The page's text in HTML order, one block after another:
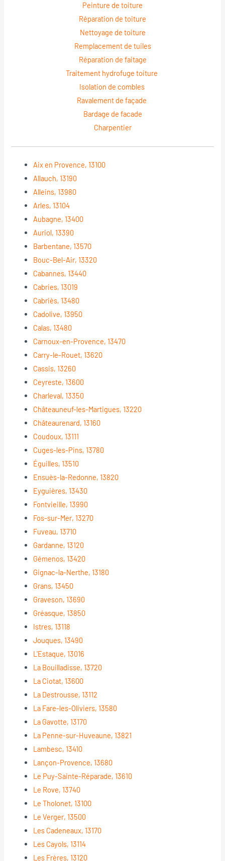
Peinture de toiture
Réparation de toiture
Nettoyage de toiture
Remplacement de tuiles
Réparation de faitage
Traitement hydrofuge toiture
Isolation de combles
Ravalement de façade
Bardage de facade
Charpentier
Aix en Provence, 13100
Allauch, 13190
Alleins, 13980
Arles, 13104
Aubagne, 13400
Auriol, 13390
Barbentane, 13570
Bouc-Bel-Air, 13320
Cabannes, 13440
Cabries, 13019
Cabriès, 13480
Cadolive, 13950
Calas, 13480
Carnoux-en-Provence, 13470
Carry-le-Rouet, 13620
Cassis, 13260
Ceyreste, 13600
Charleval, 13350
Châteauneuf-les-Martigues, 13220
Châteaurenard, 13160
Coudoux, 13111
Cuges-les-Pins, 13780
Éguilles, 13510
Ensuès-la-Redonne, 13820
Eyguières, 13430
Fontvieille, 13990
Fos-sur-Mer, 13270
Fuveau, 13710
Gardanne, 13120
Gémenos, 13420
Gignac-la-Nerthe, 13180
Grans, 13450
Graveson, 13690
Gréasque, 13850
Istres, 13118
Jouques, 13490
L'Estaque, 13016
La Bouilladisse, 13720
La Ciotat, 13600
La Destrousse, 13112
La Fare-les-Oliviers, 13580
La Gavotte, 13170
La Penne-sur-Huveaune, 13821
Lambesc, 13410
Lançon-Provence, 13680
Le Puy-Sainte-Réparade, 13610
Le Rove, 13740
Le Tholonet, 13100
Le Verger, 13500
Les Cadeneaux, 13170
Les Cayols, 13114
Les Frères, 13120